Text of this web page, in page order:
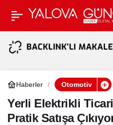
Haberler Otomotiv
Yerli Elektrikli
Pratik Satışa
İşte Fiyat-Performans
Şampiyonu 20 Model